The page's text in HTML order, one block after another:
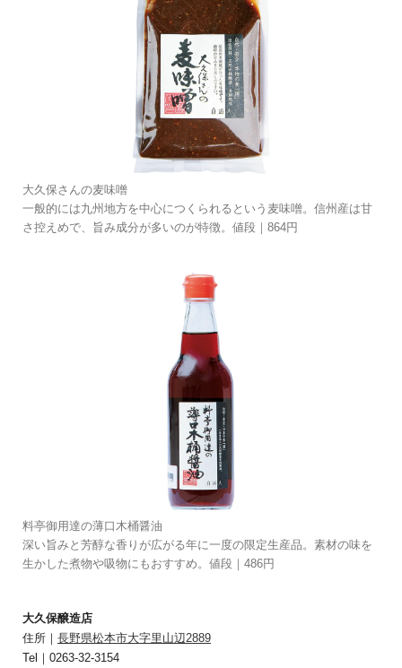
大久保さんの麦味噌
一般的には九州地方を中心につくられるという麦味噌。信州産は甘
さ控えめで、旨み成分が多いのが特徴。値段｜864円
料亭御用達の薄口木桶醤油
深い旨みと芳醇な香りが広がる年に一度の限定生産品。素材の味を
生かした煮物や吸物にもおすすめ。値段｜486円
大久保醸造店
住所｜ 長野県松本市大字里山辺2889
Tel｜0263-32-3154